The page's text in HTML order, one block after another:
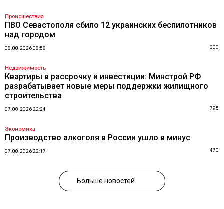
Происшествия
ПВО Севастополя сбило 12 украинских беспилотников
над городом
08.08.2026 08:58 300
Недвижимость
Квартиры в рассрочку и инвестиции: Минстрой РФ
разрабатывает новые меры поддержки жилищного
строительства
07.08.2026 22:24 795
Экономика
Производство алкоголя в России ушло в минус
07.08.2026 22:17 470
Больше новостей